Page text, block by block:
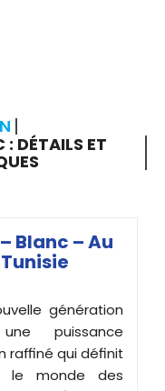
: DÉTAILS ET
– Blanc – Au
génération
puissance
raffiné qui définit
le monde des